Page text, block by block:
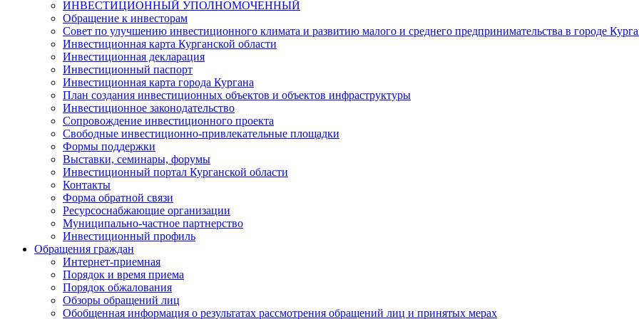
ИНВЕСТИЦИОННЫЙ УПОЛНОМОЧЕННЫЙ
Обращение к инвесторам
Совет по улучшению инвестиционного климата и развитию малого и среднего предпринимательства в городе
Инвестиционная карта Курганской области
Инвестиционная декларация
Инвестиционный паспорт
Инвестиционная карта города Кургана
План создания инвестиционных объектов и объектов инфраструктуры
Инвестиционное законодательство
Сопровождение инвестиционного проекта
Свободные инвестиционно-привлекательные площадки
Формы поддержки
Выставки, семинары, форумы
Инвестиционный портал Курганской области
Контакты
Форма обратной связи
Ресурсоснабжающие организации
Муниципально-частное партнерство
Инвестиционный профиль
Обращения граждан
Интернет-приемная
Порядок и время приема
Порядок обжалования
Обзоры обращений лиц
Обобщенная информация о результатах рассмотрения обращений лиц и принятых мерах